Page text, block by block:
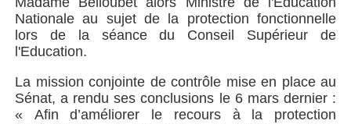
Nationale au sujet de la protection fonctionnelle
lors de la séance du Conseil Supérieur de
l'Education.
La mission conjointe de contrôle mise en place au
Sénat, a rendu ses conclusions le 6 mars dernier :
« Afin d’améliorer le recours à la protection